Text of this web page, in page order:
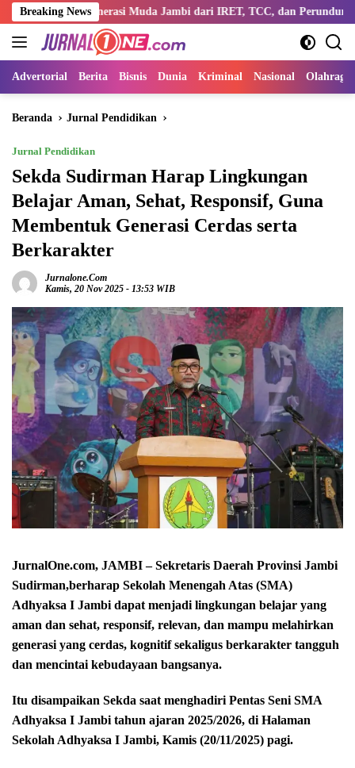
Langsung
ke
konten
Breaking News
Muda Jambi dari IRET, TCC, dan Perundungan
Advertorial Berita Bisnis Dunia Kriminal Nasional Olahraga
Beranda Jurnal Pendidikan
Jurnal Pendidikan
Sekda Sudirman Harap Lingkungan
Belajar Aman, Sehat, Responsif, Guna
Membentuk Generasi Cerdas serta
Berkarakter
Jurnalone.com
Kamis, 20 Nov 2025 - 13:53 WIB
JurnalOne.com, JAMBI – Sekretaris Daerah Provinsi Jambi
Sudirman,berharap Sekolah Menengah Atas (SMA)
Adhyaksa I Jambi dapat menjadi lingkungan belajar yang
aman dan sehat, responsif, relevan, dan mampu melahirkan
generasi yang cerdas, kognitif sekaligus berkarakter tangguh
dan mencintai kebudayaan bangsanya.
Itu disampaikan Sekda saat menghadiri Pentas Seni SMA
Adhyaksa I Jambi tahun ajaran 2025/2026, di Halaman
Sekolah Adhyaksa I Jambi, Kamis (20/11/2025) pagi.